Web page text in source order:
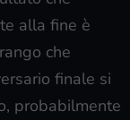
alla fine è
che
finale si
probabilmente